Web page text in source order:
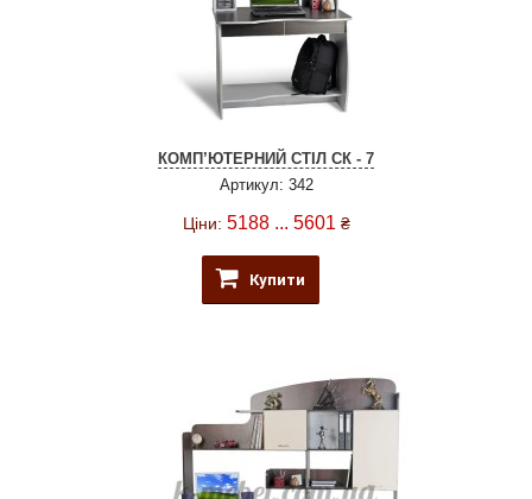
КОМП’ЮТЕРНИЙ СТІЛ СК - 7
Артикул: 342
Ціни: 5188 ... 5601 ₴
Купити